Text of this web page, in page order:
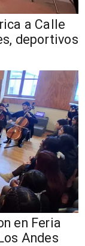
a Calle
deportivos
en Feria
Andes